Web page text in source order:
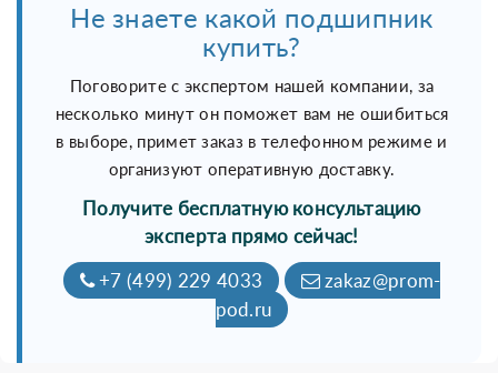
Не знаете какой подшипник
купить?
Поговорите с экспертом нашей компании, за
несколько минут он поможет вам не ошибиться
в выборе, примет заказ в телефонном режиме и
организуют оперативную доставку.
Получите бесплатную консультацию
эксперта прямо сейчас!
+7 (499) 229 4033
zakaz@prom-
pod.ru